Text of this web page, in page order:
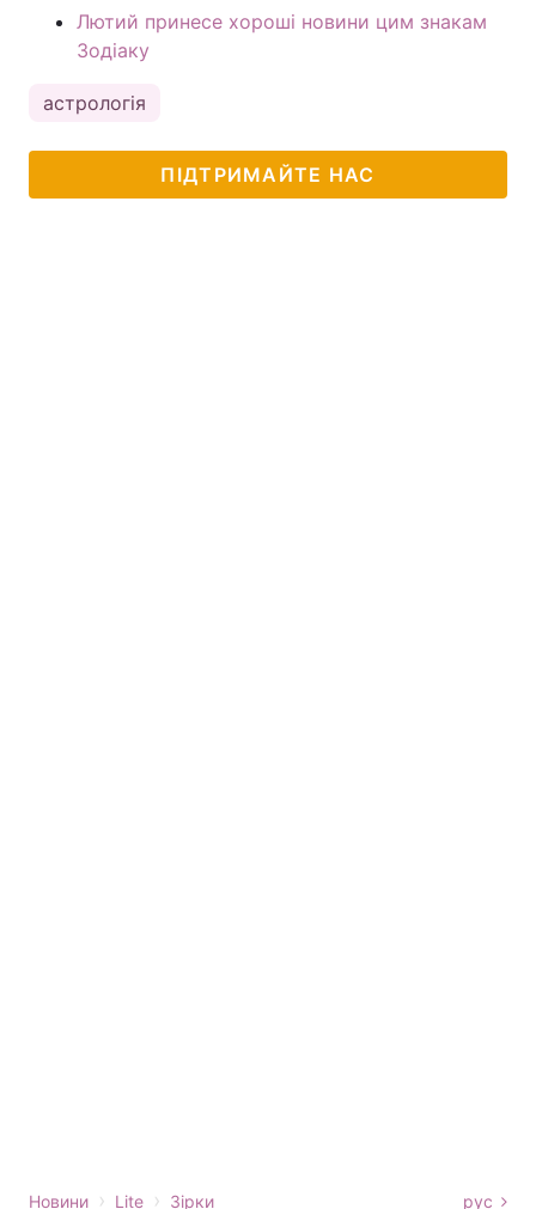
Лютий принесе хороші новини цим знакам
Зодіаку
астрологія
ПІДТРИМАЙТЕ НАС
Новини › Lite › Зірки рус